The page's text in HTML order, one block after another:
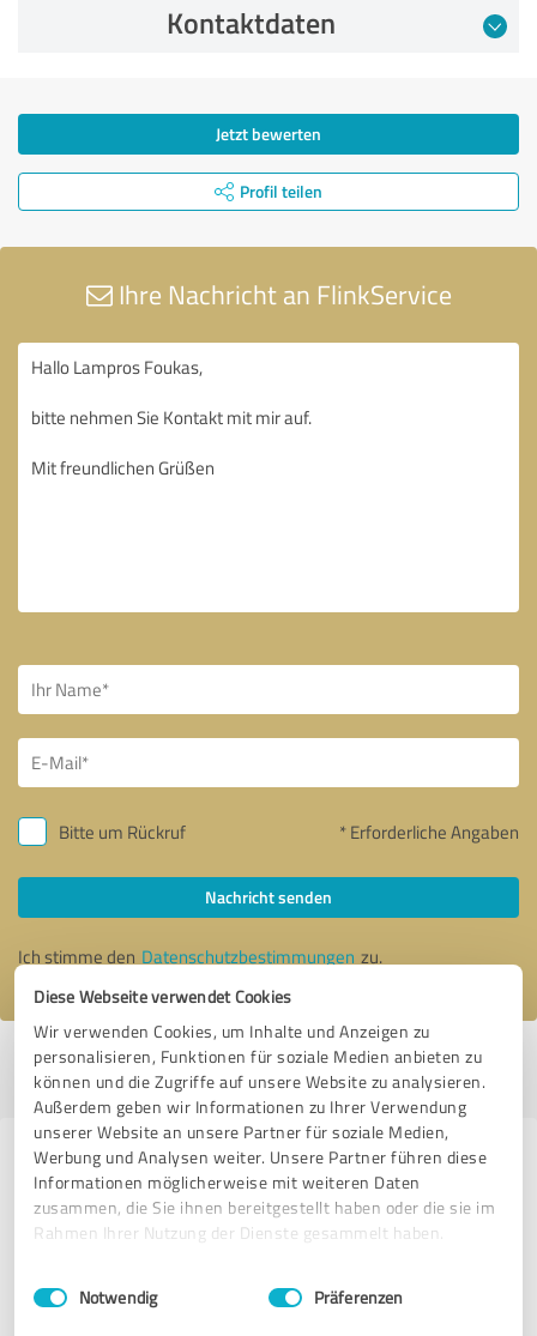
Diese Webseite verwendet Cookies
Wir verwenden Cookies, um Inhalte und Anzeigen zu
personalisieren, Funktionen für soziale Medien anbieten zu
können und die Zugriffe auf unsere Website zu analysieren.
Außerdem geben wir Informationen zu Ihrer Verwendung
unserer Website an unsere Partner für soziale Medien,
Werbung und Analysen weiter. Unsere Partner führen diese
Informationen möglicherweise mit weiteren Daten
zusammen, die Sie ihnen bereitgestellt haben oder die sie im
Rahmen Ihrer Nutzung der Dienste gesammelt haben.
Impressum Datenschutzbestimmungen
Einwilligungsauswahl
Notwendig Präferenzen
Kontaktdaten
Jetzt bewerten
Profil teilen
Ihre Nachricht an FlinkService
Bitte um Rückruf * Erforderliche Angaben
Nachricht senden
Ich stimme den Datenschutzbestimmungen zu.
Profil aktiv seit 10.10.2018 |Letzte Aktualisierung: 11.04.2022|Profil
melden
Erfahrungen zu weiteren
Anbietern aus dem Bereich
Handwerk
Solargie